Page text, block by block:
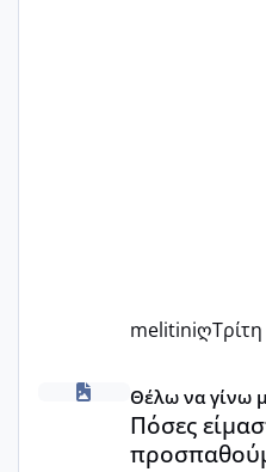
melitiniღ
Πόσες είμαστε κοντά 40
Θέλω να γίνω
Πόσες